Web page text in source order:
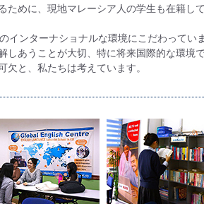
ために、現地マレーシア人の学生も在籍し
インターナショナルな環境にこだわってい
しあうことが大切、特に将来国際的な環境
欠と、私たちは考えています。